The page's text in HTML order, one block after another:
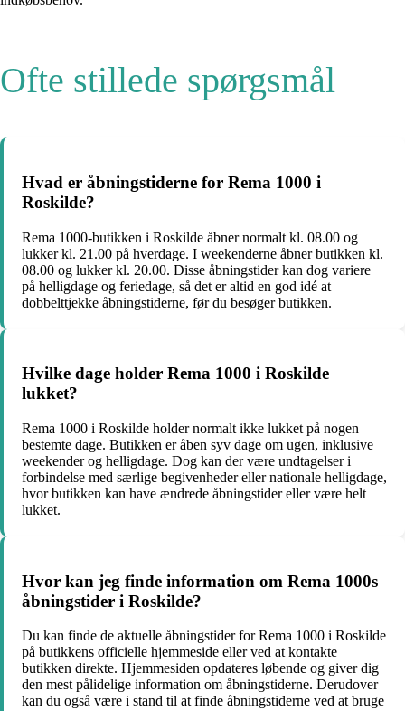
Ofte stillede spørgsmål
Hvad er åbningstiderne for Rema 1000 i
Roskilde?
Rema 1000-butikken i Roskilde åbner normalt kl. 08.00 og
lukker kl. 21.00 på hverdage. I weekenderne åbner butikken kl.
08.00 og lukker kl. 20.00. Disse åbningstider kan dog variere
på helligdage og feriedage, så det er altid en god idé at
dobbelttjekke åbningstiderne, før du besøger butikken.
Hvilke dage holder Rema 1000 i Roskilde
lukket?
Rema 1000 i Roskilde holder normalt ikke lukket på nogen
bestemte dage. Butikken er åben syv dage om ugen, inklusive
weekender og helligdage. Dog kan der være undtagelser i
forbindelse med særlige begivenheder eller nationale helligdage,
hvor butikken kan have ændrede åbningstider eller være helt
lukket.
Hvor kan jeg finde information om Rema 1000s
åbningstider i Roskilde?
Du kan finde de aktuelle åbningstider for Rema 1000 i Roskilde
på butikkens officielle hjemmeside eller ved at kontakte
butikken direkte. Hjemmesiden opdateres løbende og giver dig
den mest pålidelige information om åbningstiderne. Derudover
kan du også være i stand til at finde åbningstiderne ved at bruge